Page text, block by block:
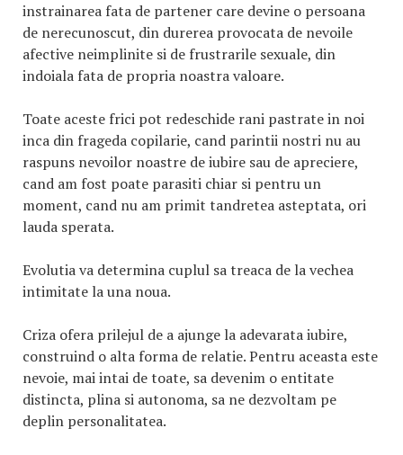
instrainarea fata de partener care devine o persoana
de nerecunoscut, din durerea provocata de nevoile
afective neimplinite si de frustrarile sexuale, din
indoiala fata de propria noastra valoare.
Toate aceste frici pot redeschide rani pastrate in noi
inca din frageda copilarie, cand parintii nostri nu au
raspuns nevoilor noastre de iubire sau de apreciere,
cand am fost poate parasiti chiar si pentru un
moment, cand nu am primit tandretea asteptata, ori
lauda sperata.
Evolutia va determina cuplul sa treaca de la vechea
intimitate la una noua.
Criza ofera prilejul de a ajunge la adevarata iubire,
construind o alta forma de relatie. Pentru aceasta este
nevoie, mai intai de toate, sa devenim o entitate
distincta, plina si autonoma, sa ne dezvoltam pe
deplin personalitatea.